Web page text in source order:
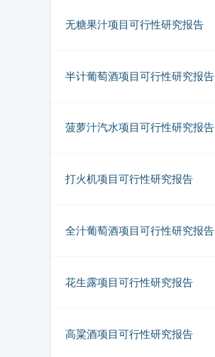
无糖果汁项目可行性研究报告
半计葡萄酒项目可行性研究报告
菠萝汁汽水项目可行性研究报告
打火机项目可行性研究报告
全汁葡萄酒项目可行性研究报告
花生露项目可行性研究报告
高粱酒项目可行性研究报告